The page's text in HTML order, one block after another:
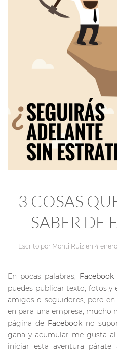
3 COSAS
SABER DE
Escrito por Monti Ruizen 4
En pocas palabras, Facebook
puedes publicar texto, fotos y
amigos o seguidores, pero
en para una empresa, mucho
página de Facebookno
gana y acumular me gusta
iniciar esta aventura párate